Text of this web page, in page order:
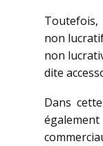
non
non
dite
Dans